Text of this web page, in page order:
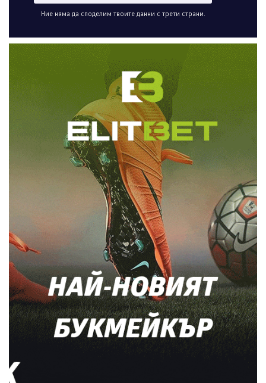
Ние няма да споделим твоите данни с трети страни.